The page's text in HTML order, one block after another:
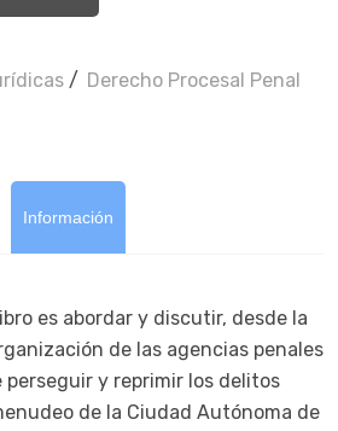
/ Derecho Procesal Penal
Información
es abordar y discutir, desde la
de las agencias penales
perseguir y reprimir los delitos
de la Ciudad Autónoma de